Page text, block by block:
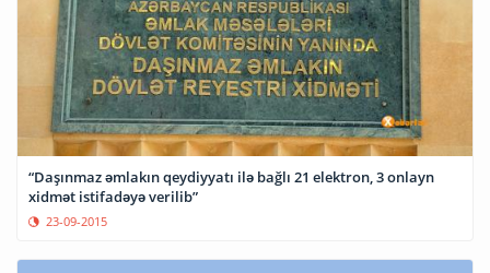
“Daşınmaz əmlakın qeydiyyatı ilə bağlı 21 elektron, 3 onlayn
xidmət istifadəyə verilib”
23-09-2015